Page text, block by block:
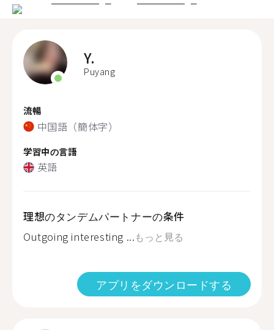
Y.
Puyang
流暢
中国語（簡体字）
学習中の言語
英語
理想のタンデムパートナーの条件
Outgoing interesting ...もっと見る
アプリをダウンロードする